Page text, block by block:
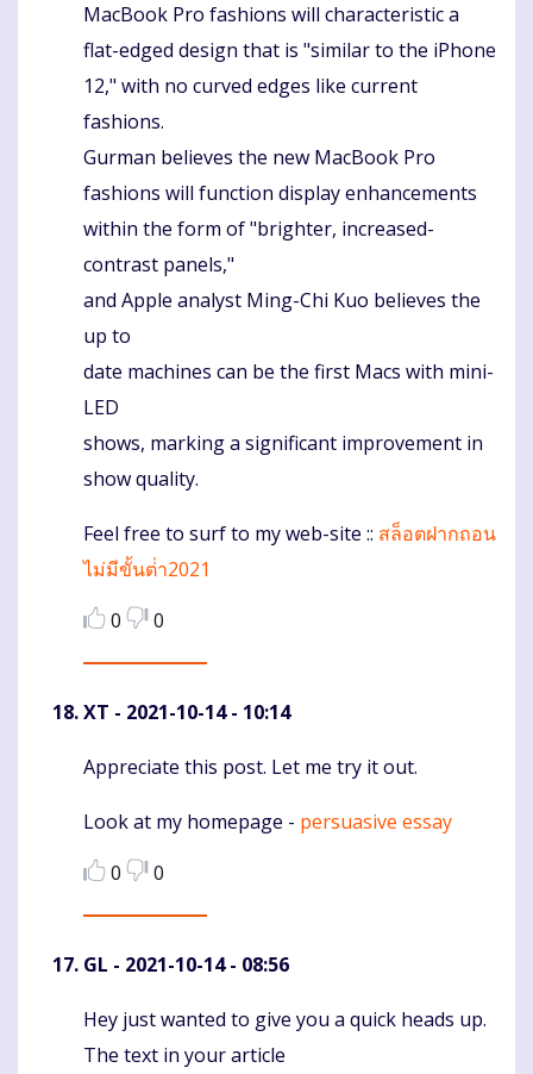
MacBook Pro fashions will characteristic a
flat-edged design that is "similar to the iPhone
12," with no curved edges like current
fashions.
Gurman believes the new MacBook Pro
fashions will function display enhancements
within the form of "brighter, increased-
contrast panels,"
and Apple analyst Ming-Chi Kuo believes the
up to
date machines can be the first Macs with mini-
LED
shows, marking a significant improvement in
show quality.
Feel free to surf to my web-site :: สล็อตฝากถอน
ไม่มีขั้นต่ํา2021
0
0
XT - 2021-10-14 - 10:14
Komentaras
Appreciate this post. Let me try it out.
Look at my homepage - persuasive essay
0
0
GL - 2021-10-14 - 08:56
Komentaras
Hey just wanted to give you a quick heads up.
The text in your article